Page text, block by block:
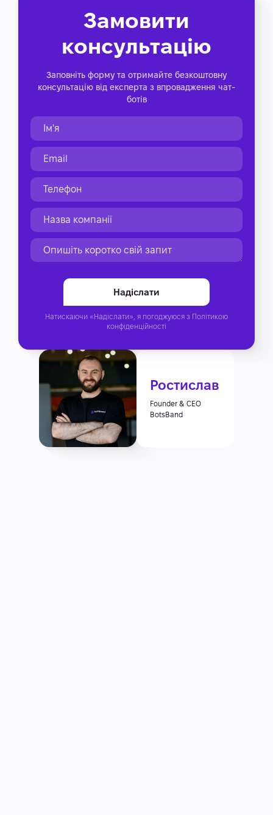
Ростислав
Founder & CEO
BotsBand
Замовити
консультацію
Заповніть форму та отримайте безкоштовну
консультацію від експерта з впровадження чат-
ботів
Натискаючи «Надіслати», я погоджуюся з Політикою
конфіденційності